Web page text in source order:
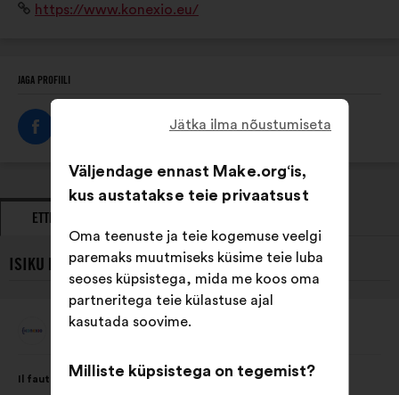
défis de l’intelligence artificielle.
Veebisait:
https://www.konexio.eu/
JAGA PROFIILI
ETTEPANEKUD
ISIKU KONEXIO VIIMASED ETTEPANEKUD:
EttepanekuKonexio
Ettepaneku
sisu:
Il faut mettre en place des formations sur les biais et la
jaotus:
Jätka ilma nõustumiseta
Väljendage ennast Make.org‘is,
kus austatakse teie privaatsust
Oma teenuste ja teie kogemuse veelgi
paremaks muutmiseks küsime teie luba
seoses küpsistega, mida me koos oma
partneritega teie külastuse ajal
kasutada soovime.
Milliste küpsistega on tegemist?